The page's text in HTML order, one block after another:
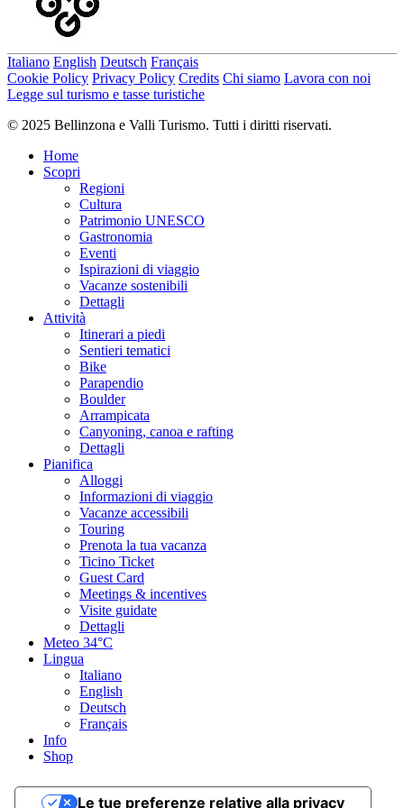
Seguite il logo per le mountain bike raffigurato sui cartelli rossi:
Bovarina Bike n. 388
Autore
Bellinzonese e Alto Ticino Turismo
Responsabile del contenuto
Bellinzona e Valli Turismo
difficile
Difficoltà totale
Derivante dal livello di difficoltà tecnica e di preparazione fisica
Emozione
Paesaggio
Punto più alto
Punto più basso
Periodo consigliato
Tipo di strada
Asfalto 38,87%Sentiero naturalistico 29,03%
Sentiero naturalistico
4,9 km
5 km
Italiano English Deutsch Français
Cookie Policy Privacy Policy Credits Chi siamo Lavora con noi
Legge sul turismo e tasse turistiche
© 2025 Bellinzona e Valli Turismo. Tutti i diritti riservati.
Home
Scopri
Regioni
Cultura
Patrimonio UNESCO
Gastronomia
Eventi
Ispirazioni di viaggio
Vacanze sostenibili
Dettagli
Attività
Itinerari a piedi
Sentieri tematici
Bike
Parapendio
Boulder
Arrampicata
Canyoning, canoa e rafting
Dettagli
Pianifica
Alloggi
Informazioni di viaggio
Vacanze accessibili
Touring
Prenota la tua vacanza
Ticino Ticket
Guest Card
Meetings & incentives
Visite guidate
Dettagli
Meteo 34°C
Lingua
Italiano
English
Deutsch
Français
Info
Shop
Le tue preferenze relative alla privacy